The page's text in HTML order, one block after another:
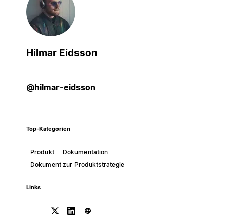
Hilmar Eidsson
@hilmar-eidsson
Top-Kategorien
Produkt
Dokumentation
Dokument zur Produktstrategie
Links